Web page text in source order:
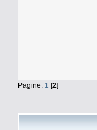
Pagine: 1 [2]